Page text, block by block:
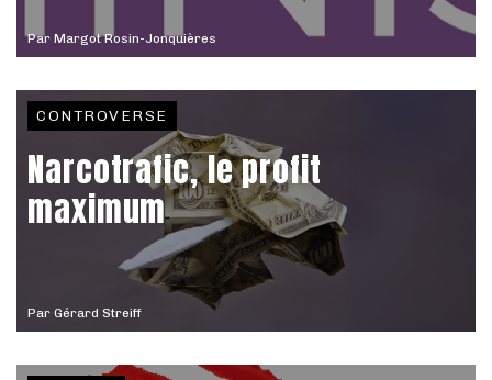
Par Margot Rosin-Jonquières
Par Gérard Streiff
CONTROVERSE
Narcotrafic, le profit
maximum